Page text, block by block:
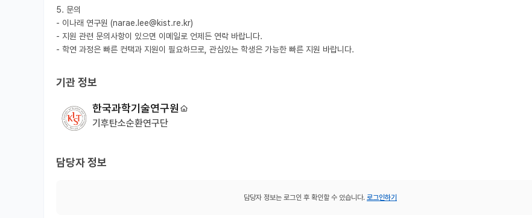
5. 문의
- 이나래 연구원 (narae.lee@kist.re.kr)
- 지원 관련 문의사항이 있으면 이메일로 언제든 연락 바랍니다.
- 학연 과정은 빠른 컨택과 지원이 필요하므로, 관심있는 학생은 가능한 빠른 지원 바랍니다.
기관 정보
한국과학기술연구원
기후탄소순환연구단
담당자 정보
담당자 정보는 로그인 후 확인할 수 있습니다. 로그인하기